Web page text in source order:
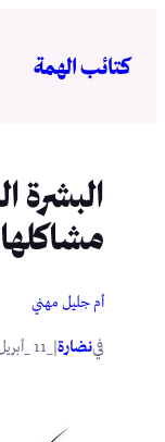
المحتوى
كتائب الهمة
البشرة
أم جليل مهني
فينضارة